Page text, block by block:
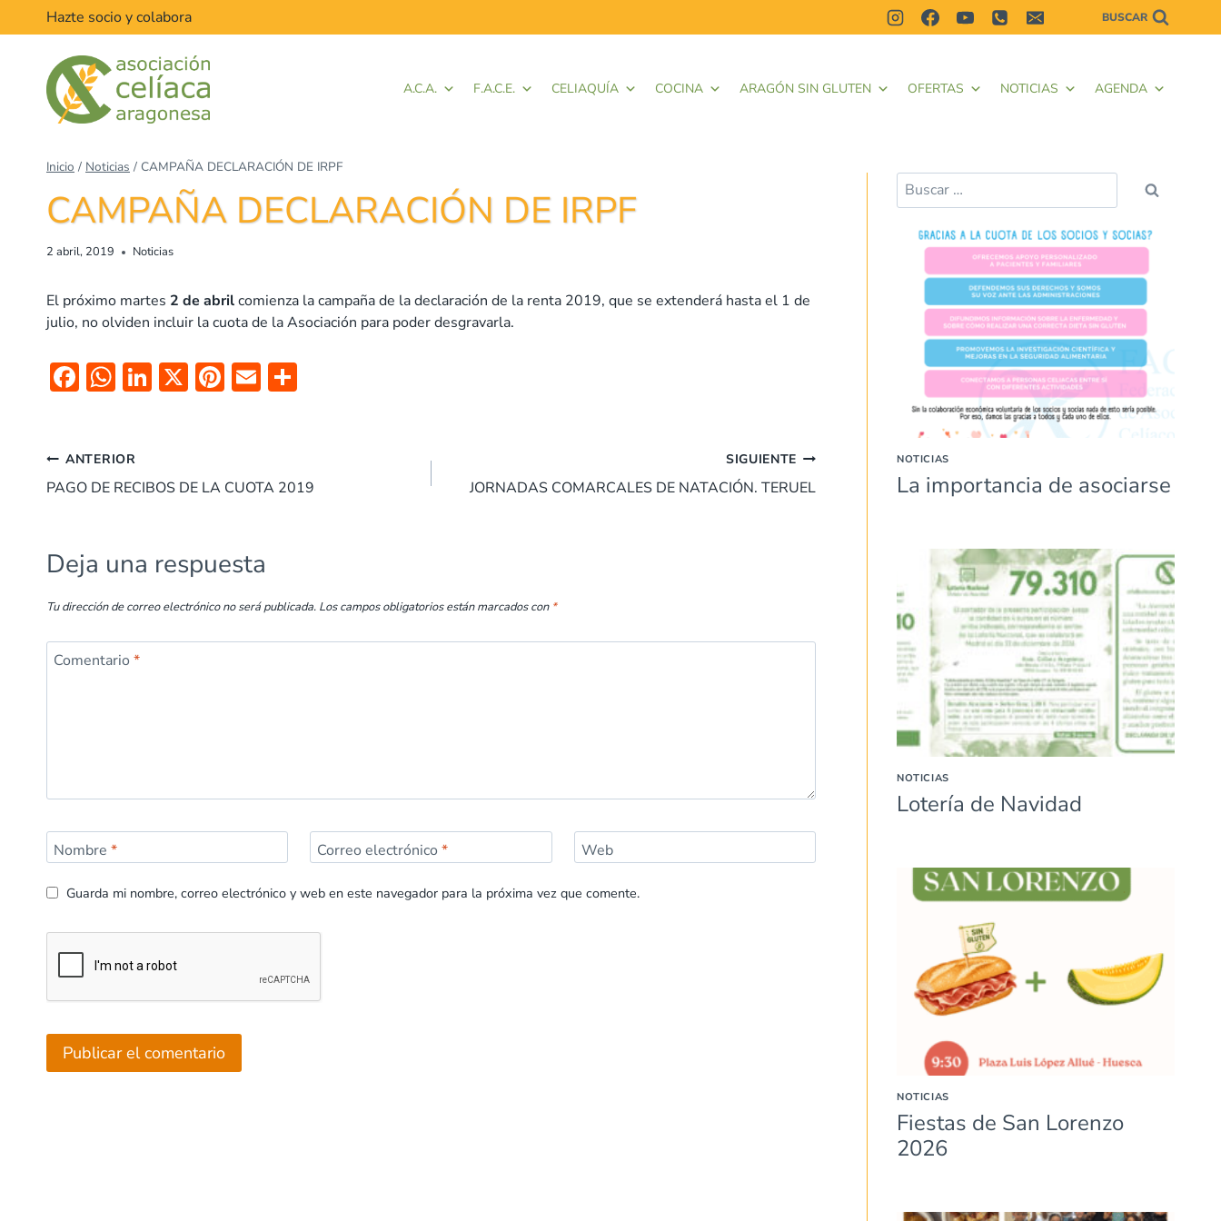
al
Hazte socio y colabora BUSCAR
A.C.A. F.A.C.E. CELIAQUÍA COCINA ARAGÓN SIN GLUTEN OFERTAS NOTICIAS AGENDA
Inicio / Noticias / CAMPAÑA DECLARACIÓN DE IRPF
CAMPAÑA DECLARACIÓN DE IRPF
2 abril, 2019 Noticias
El próximo martes 2 de abrilcomienza la campaña de la declaración de la renta 2019, que se extenderá hasta el 1 de
julio, no olviden incluir la cuota de la Asociación para poder desgravarla.
F
b
o
k
W
s
A
p
Li
dI
X Pi
t
E
ar
Navegación
de
ANTERIOR
PAGO DE RECIBOS DE LA CUOTA 2019
SIGUIENTE
JORNADAS COMARCALES DE NATACIÓN. TERUEL
Deja una respuesta
Tu dirección de correo electrónico no será publicada. Los campos obligatorios están marcados con *
Comentario *
Nombre * Correo electrónico* Web
Guarda mi nombre, correo electrónico y web en este navegador para la próxima vez que comente.
Buscar:
NOTICIAS
La importancia de asociarse
NOTICIAS
Lotería de Navidad
NOTICIAS
Fiestas de San Lorenzo
2026